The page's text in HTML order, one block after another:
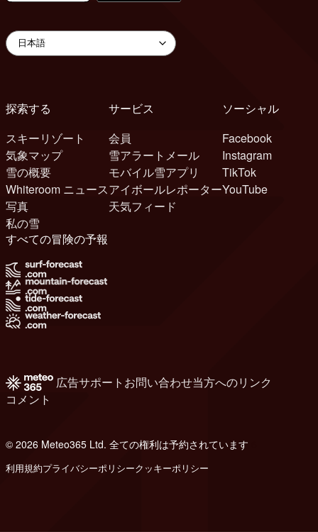
探索する
スキーリゾート
気象マップ
雪の概要
Whiteroom ニュース
写真
私の雪
サービス
会員
雪アラートメール
モバイル雪アプリ
アイボールレポーター
天気フィード
ソーシャル
Facebook
Instagram
TikTok
YouTube
すべての冒険の予報
広告サポート お問い合わせ当方へのリンク
コメント
© 2026 Meteo365 Ltd. 全ての権利は予約されています
利用規約プライバシーポリシークッキーポリシー